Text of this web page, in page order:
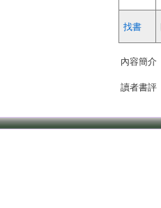
找書
內容簡介
讀者書評